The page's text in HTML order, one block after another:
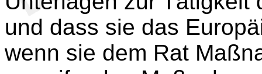
und dass sie das
wenn sie dem Rat